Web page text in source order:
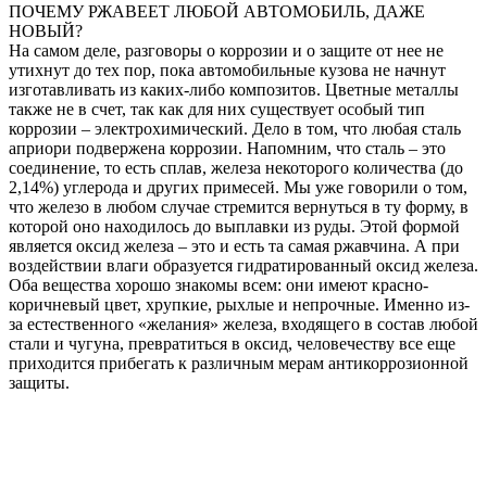
ПОЧЕМУ РЖАВЕЕТ ЛЮБОЙ АВТОМОБИЛЬ, ДАЖЕ
НОВЫЙ?
На самом деле, разговоры о коррозии и о защите от нее не
утихнут до тех пор, пока автомобильные кузова не начнут
изготавливать из каких-либо композитов. Цветные металлы
также не в счет, так как для них существует особый тип
коррозии – электрохимический. Дело в том, что любая сталь
априори подвержена коррозии. Напомним, что сталь – это
соединение, то есть сплав, железа некоторого количества (до
2,14%) углерода и других примесей. Мы уже говорили о том,
что железо в любом случае стремится вернуться в ту форму, в
которой оно находилось до выплавки из руды. Этой формой
является оксид железа – это и есть та самая ржавчина. А при
воздействии влаги образуется гидратированный оксид железа.
Оба вещества хорошо знакомы всем: они имеют красно-
коричневый цвет, хрупкие, рыхлые и непрочные. Именно из-
за естественного «желания» железа, входящего в состав любой
стали и чугуна, превратиться в оксид, человечеству все еще
приходится прибегать к различным мерам антикоррозионной
защиты.